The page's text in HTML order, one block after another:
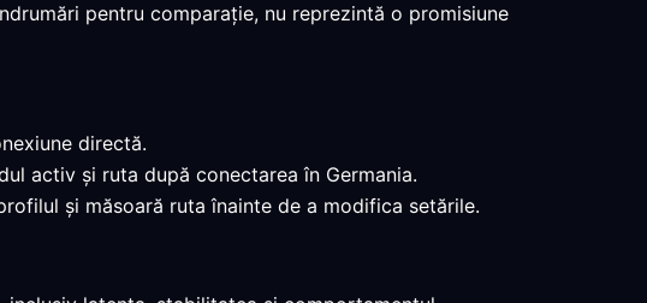
pentru comparație, nu reprezintă o promisiune
directă.
activ și ruta după conectarea în Germania.
și măsoară ruta înainte de a modifica setările.